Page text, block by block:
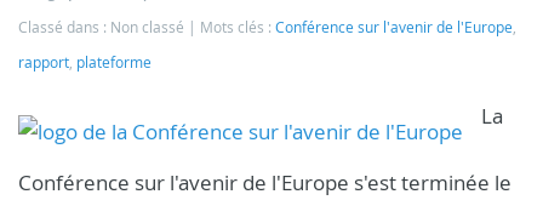
Classé dans : Non classé
Mots clés : Conférence sur l'avenir de l'Europe,
rapport, plateforme
La
Conférence sur l'avenir de l'Europe s'est terminée le